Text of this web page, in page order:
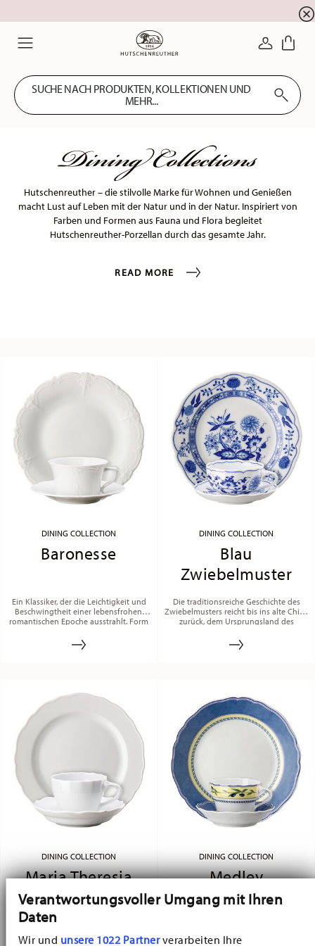
Verantwortungsvoller Umgang mit Ihren
Daten
Wir und unsere 1022 Partnerverarbeiten Ihre
Summer SALE! Sichern Sie sich 5% EXTRA-
SUCHE NACH PRODUKTEN, KOLLEKTIONEN UND
MEHR...
Dining Collections
Hutschenreuther – die stilvolle Marke für Wohnen und Genießen
macht Lust auf Leben mit der Natur und in der Natur. Inspiriert von
Farben und Formen aus Fauna und Flora begleitet
Hutschenreuther-Porzellan durch das gesamte Jahr.
READ MORE
DINING COLLECTION
Baronesse
Ein Klassiker, der die Leichtigkeit und
Beschwingtheit einer lebensfrohen,
romantischen Epoche ausstrahlt. Form
Klassisch und romantisch zugleich.
DINING COLLECTION
Blau
Zwiebelmuster
Die traditionsreiche Geschichte des
Zwiebelmusters reicht bis ins alte China
zurück, dem Ursprungsland des
DINING COLLECTION
Maria Theresia
Schön und begehrt wie eh und je.
Maria Theresia ist der Inbegriff
DINING COLLECTION
Medley
"Medley", spielt mit harmonischen